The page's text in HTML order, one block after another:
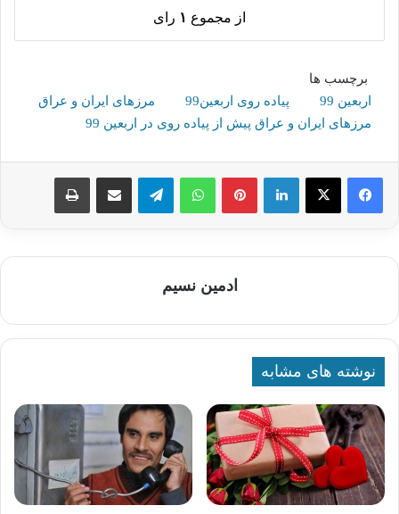
از مجموع ۱ رای
برچسب ها
اربعین 99
پیاده روی اربعین99
مرزهای ایران و عراق
مرزهای ایران و عراق پیش از پیاده روی در اربعین 99
لینکدین پینترستواتس آپ تلگرام اشتراک گذاری از طریق ایمیل چاپ
ادمین نسیم
نوشته های مشابه